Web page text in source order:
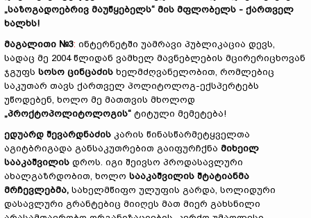
„საზოგადოებრივ მაუწყებელს“ მის მფლობელს - ქართველ
ხალხს!
მაგალითი №3: ინტერნეტში უამრავი პუბლიკაცია დევს,
სადაც მე 2004 წლიდან ვამხელ მავნებლების მცირერიცხოვან
ჯგუფს სოსო ცინცაძის ხელმძღვანელობით, რომლებიც
საკუთარ თავს ქართველ პოლიტოლოგ-ექსპერტებს
უწოდებენ, ხოლო მე მათთვის მხოლოდ
„პროქტოპოლიტოლოგის“ ტიტული მემეტება!
ედუარდ შევარდნაძის კარის წინასწარმეტყველთა
აგიტბრიგადა განსაკუთრებით გაიფურჩქნა მიხეილ
სააკაშვილის დროს. იგი შეივსო პროდასავლური
ახალგაზრდობით, ხოლო სააკაშვილის შტატიანმა
მრჩევლებმა, სახელმწიფო ულუფის გარდა, სოლიდური
დასავლური გრანტებიც მიიღეს მათ მიერ გახსნილი